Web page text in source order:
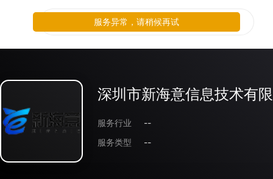
深圳市新海意信息技术有
服务行业
--
服务类型
--
服务异常，请稍候再试